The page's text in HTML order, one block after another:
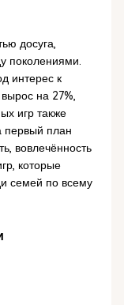
досуга,
поколениями.
интерес к
на 27%,
игр также
первый план
вовлечённость
которые
семей по всему